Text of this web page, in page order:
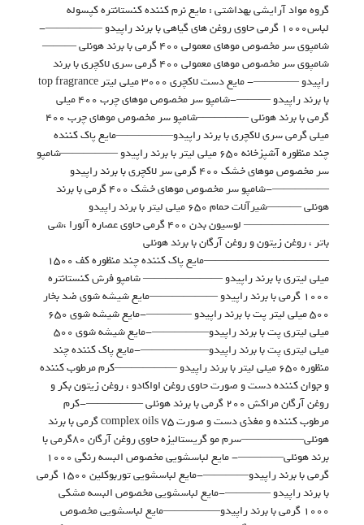
گروه مواد آرایشی بهداشتی : مایع نرم کننده کنستانتره کپسوله
لباس۱۰۰۰ گرمی حاوی روغن های گیاهی با برند راپیدو —————-
شامپوی سر مخصوص موهای معمولی ۴۰۰ گرمی با برند هونلی ———
شامپوی سر مخصوص موهای معمولی ۴۰۰ گرمی سری لاکچری با برند
راپیدو ————- مایع دست لاکچری ۳۰۰۰ میلی لیتر top fragrance
با برند راپیدو ———-شامپو سر مخصوص موهای چرب ۴۰۰ میلی
گرمی با برند هونلی ————–شامپو سر مخصوص موهای چرب ۴۰۰
میلی گرمی سری لاکچری با برند راپیدو—————مایع پاک کننده
چند منظوره آشپزخانه ۶۵۰ میلی لیتر با برند راپیدو —————شامپو
سر مخصوص موهای خشک ۴۰۰ گرمی سر لاکچری با برند راپیدو
—————-شامپو سر مخصوص موهای خشک ۴۰۰ گرمی با برند
هونلی ———شیرآلات حمام ۶۵۰ میلی لیتر با برند راپیدو
———————– لوسیون بدن ۴۰۰ گرمی حاوی عصاره آلورا ،شی
باتر ، روغن زیتون و روغن آرگان با برند هونلی
———————————مایع پاک کننده چند منظوره کف ۱۵۰۰
میلی لیتری با برند راپیدو ——————— شامپو فرش کنستانتره
۱۰۰۰ گرمی با برند راپیدو ——————مایع شیشه شوی ضد بخار
۵۰۰ میلی لیتر پت با برند راپیدو ————-مایع شیشه شوی ۶۵۰
میلی لیتری پت با برند راپیدو—————-مایع شیشه شوی ۵۰۰
میلی لیتری پت با برند راپیدو——————-مایع پاک کننده چند
منظوره ۶۵۰ میلی لیتر با برند راپیدو —————–کرم مرطوب کننده
و جوان کننده دست و صورت حاوی روغن اواکادو ، روغن زیتون بکر و
روغن آرگان مراکش ۲۰۰ گرمی با برند هونلی —————-کرم
مرطوب کننده و مغذی دست و صورت complex oils 75 گرمی با برند
هونلی—————–سرم مو گریستالیزه حاوی روغن آرگان ۸۰گرمی با
برند هونلی————- مایع لباسشویی مخصوص البسه رنگی ۱۰۰۰
گرمی با برند راپیدو————-مایع لباسشویی توربوکلین ۱۵۰۰ گرمی
با برند راپیدو ————-مایع لباسشویی مخصوص البسه مشکی
۱۰۰۰ گرمی با برند راپیدو—————مایع لباسشویی مخصوص